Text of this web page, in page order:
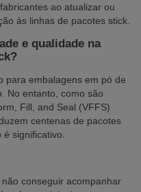
ao atualizar ou
às linhas de pacotes stick.
e qualidade na
para embalagens em pó de
No entanto, como são
Fill, and Seal (VFFS)
centenas de pacotes
significativo.
conseguir acompanhar